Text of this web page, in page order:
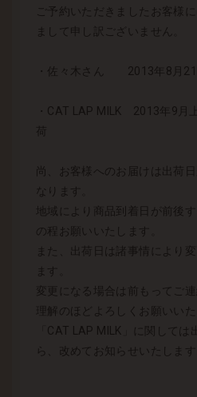
ご予約いただきましたお客様
まして申し訳ございません。
・佐々木さん 2013年8月21
・CAT LAP MILK 2013年9月
荷
尚、お客様へのお届けは出荷
なります。
地域により商品到着日が前後
の程お願いいたします。
また、出荷日は諸事情により
ます。
変更になる場合は前もってご
理解のほどよろしくお願いいた
「CAT LAP MILK」に関しては
ら、改めてお知らせいたします